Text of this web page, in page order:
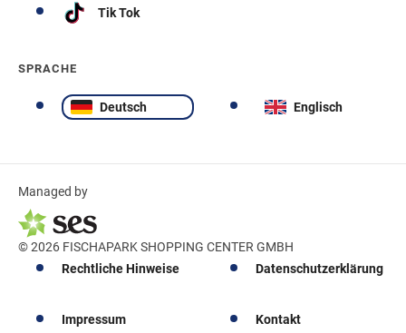
Tik Tok
SPRACHE
Deutsch Englisch
Managed by
© 2026 FISCHAPARK SHOPPING CENTER GMBH
Rechtliche Hinweise
Datenschutzerklärung
Impressum Kontakt